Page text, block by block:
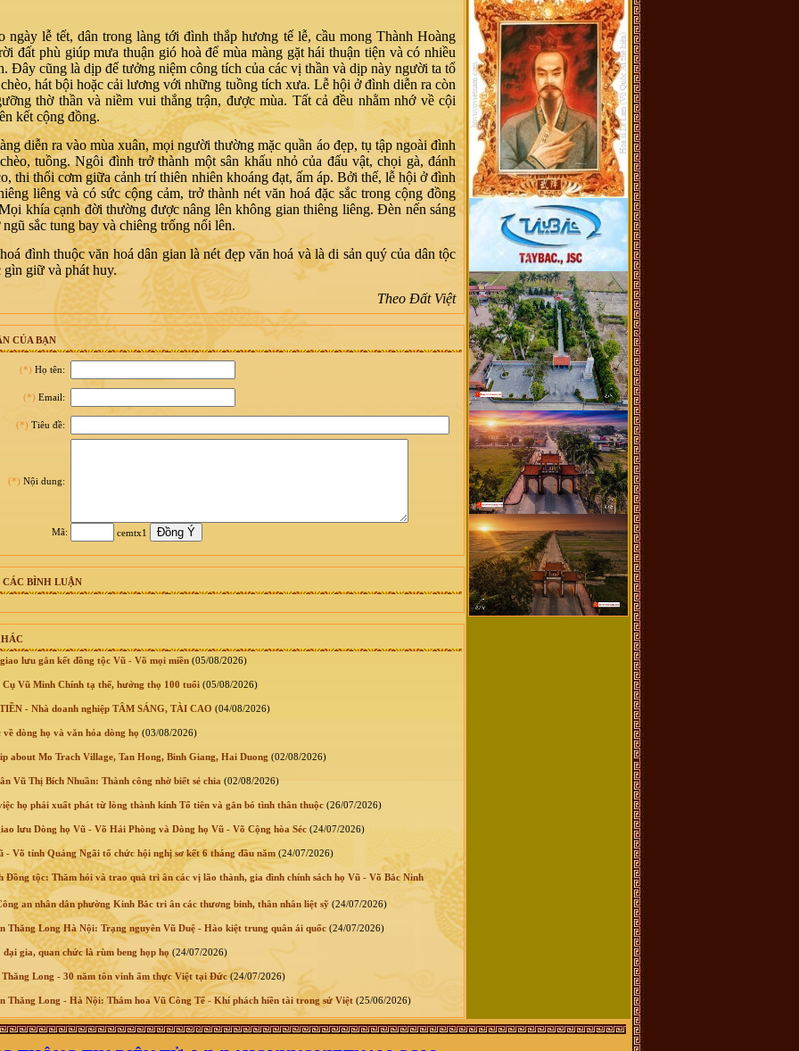
lễ tết, dân trong làng tới đình thắp hương tế lễ, cầu mong Thành Hoàng
đất phù giúp mưa thuận gió hoà để mùa màng gặt hái thuận tiện và có nhiều
Đây cũng là dịp để tưởng niệm công tích của các vị thần và dịp này người ta tổ
hát bội hoặc cải lương với những tuồng tích xưa. Lễ hội ở đình diễn ra còn
thờ thần và niềm vui thắng trận, được mùa. Tất cả đều nhằm nhớ về cội
kết cộng đồng.
diễn ra vào mùa xuân, mọi người thường mặc quần áo đẹp, tụ tập ngoài đình
tuồng. Ngôi đình trở thành một sân khấu nhỏ của đấu vật, chọi gà, đánh
thi thổi cơm giữa cảnh trí thiên nhiên khoáng đạt, ấm áp. Bởi thế, lễ hội ở đình
liêng và có sức cộng cảm, trở thành nét văn hoá đặc sắc trong cộng đồng
khía cạnh đời thường được nâng lên không gian thiêng liêng. Đèn nến sáng
sắc tung bay và chiêng trống nổi lên.
đình thuộc văn hoá dân gian là nét đẹp văn hoá và là di sản quý của dân tộc
gìn giữ và phát huy.
Theo Đất Việt
CỦA BẠN
(*) Họ tên:
(*) Email:
(*) Tiêu đề:
(*) Nội dung:
Mã: cemtx1
CÁC BÌNH LUẬN
lưu gắn kết đồng tộc Vũ - Võ mọi miền (05/08/2026)
Cụ Vũ Minh Chính tạ thế, hưởng thọ 100 tuổi (05/08/2026)
- Nhà doanh nghiệp TÂM SÁNG, TÀI CAO (04/08/2026)
dòng họ và văn hóa dòng họ (03/08/2026)
about Mo Trach Village, Tan Hong, Binh Giang, Hai Duong (02/08/2026)
Vũ Thị Bích Nhuần: Thành công nhờ biết sẻ chia (02/08/2026)
họ phải xuất phát từ lòng thành kính Tổ tiên và gắn bó tình thân thuộc (26/07/2026)
lưu Dòng họ Vũ - Võ Hải Phòng và Dòng họ Vũ - Võ Cộng hòa Séc (24/07/2026)
- Võ tỉnh Quảng Ngãi tổ chức hội nghị sơ kết 6 tháng đầu năm (24/07/2026)
Đồng tộc: Thăm hỏi và trao quà tri ân các vị lão thành, gia đình chính sách họ Vũ - Võ Bắc Ninh
an nhân dân phường Kinh Bắc tri ân các thương binh, thân nhân liệt sỹ (24/07/2026)
Thăng Long Hà Nội: Trạng nguyên Vũ Duệ - Hào kiệt trung quân ái quốc (24/07/2026)
gia, quan chức là rùm beng họp họ (24/07/2026)
Thăng Long - 30 năm tôn vinh ẩm thực Việt tại Đức(24/07/2026)
Thăng Long - Hà Nội: Thám hoa Vũ Công Tể - Khí phách hiền tài trong sử Việt (25/06/2026)